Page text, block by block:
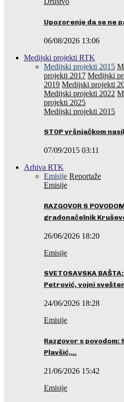
Upozorenje da se ne
06/08/2026 13:06
Medijski projekti RTK
Medijski projekti 2015
projekti 2017 Medijski
2019 Medijski projekti
Medijski projekti 2022
projekti 2025
Medijski projekti 2015
STOP vršnjačkom
07/09/2015 03:11
Arhiva RTK
Emisije Reportaže
Emisije
RAZGOVOR S
gradonačelnik
26/06/2026 18:20
Emisije
SVETOSAVSKA
Petrović, vojni
24/06/2026 18:28
Emisije
Razgovor s povodom:
Plavšić,…
21/06/2026 15:42
Emisije